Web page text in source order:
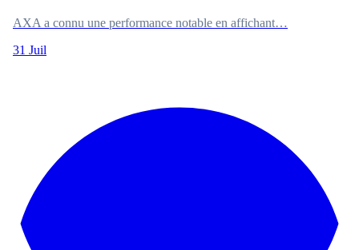
AXA a connu une performance notable en affichant…
31 Juil